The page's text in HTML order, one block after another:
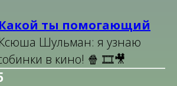
ты помогающий
Шульман: я узнаю
в кино! 🍿 🎞️🎥